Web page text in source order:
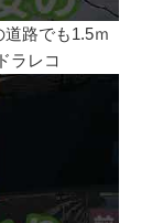
道路でも1.5ｍ
ラレコ